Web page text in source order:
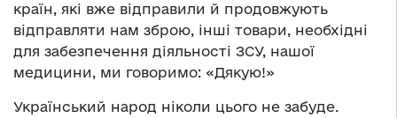
країн, які вже відправили й продовжують
відправляти нам зброю, інші товари, необхідні
для забезпечення діяльності ЗСУ, нашої
медицини, ми говоримо: «Дякую!»
Український народ ніколи цього не забуде.